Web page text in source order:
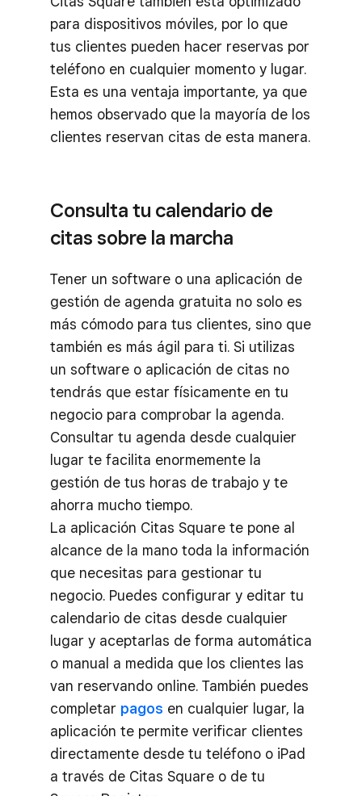
para dispositivos móviles, por lo que
tus clientes pueden hacer reservas por
teléfono en cualquier momento y lugar.
Esta es una ventaja importante, ya que
hemos observado que la mayoría de los
clientes reservan citas de esta manera.
Consulta tu calendario de
citas sobre la marcha
Tener un software o una aplicación de
gestión de agenda gratuita no solo es
más cómodo para tus clientes, sino que
también es más ágil para ti. Si utilizas
un software o aplicación de citas no
tendrás que estar físicamente en tu
negocio para comprobar la agenda.
Consultar tu agenda desde cualquier
lugar te facilita enormemente la
gestión de tus horas de trabajo y te
ahorra mucho tiempo.
La aplicación Citas Square te pone al
alcance de la mano toda la información
que necesitas para gestionar tu
negocio. Puedes configurar y editar tu
calendario de citas desde cualquier
lugar y aceptarlas de forma automática
o manual a medida que los clientes las
van reservando online. También puedes
completar pagos en cualquier lugar, la
aplicación te permite verificar clientes
directamente desde tu teléfono o iPad
a través de Citas Square o de tu